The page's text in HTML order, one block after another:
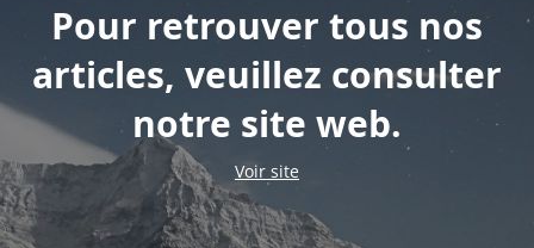
Pour retrouver tous nos
articles, veuillez consulter
notre site web.
Voir site